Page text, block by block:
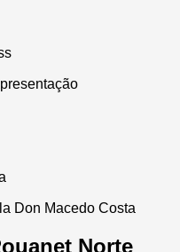
Don Macedo Costa
Norte